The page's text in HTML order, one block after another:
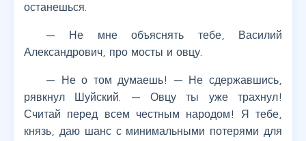
останешься.
— Не мне объяснять тебе, Василий
Александрович, про мосты и овцу.
— Не о том думаешь! — Не сдержавшись,
рявкнул Шуйский. — Овцу ты уже трахнул!
Считай перед всем честным народом! Я тебе,
князь, даю шанс с минимальными потерями для